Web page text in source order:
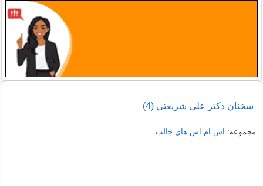
سخنان دکتر علی شریعتی (4)
مجموعه: اس ام اس های جالب